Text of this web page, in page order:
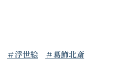
＃浮世絵 ＃葛飾北斎